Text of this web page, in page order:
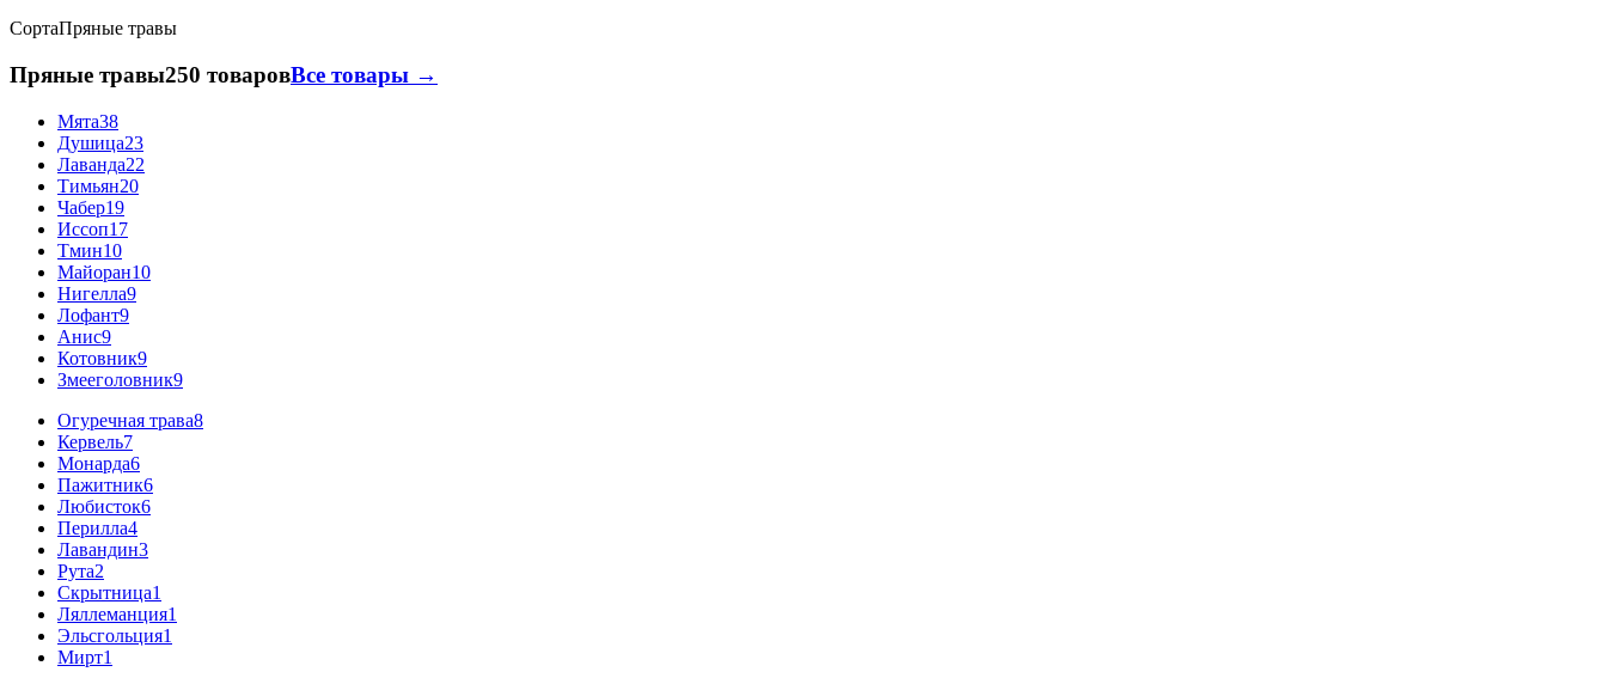
СортаПряные травы
Пряные травы250 товаровВсе товары →
Мята38
Душица23
Лаванда22
Тимьян20
Чабер19
Иссоп17
Тмин10
Майоран10
Нигелла9
Лофант9
Анис9
Котовник9
Змееголовник9
Огуречная трава8
Кервель7
Монарда6
Пажитник6
Любисток6
Перилла4
Лавандин3
Рута2
Скрытница1
Ляллеманция1
Эльсгольция1
Мирт1